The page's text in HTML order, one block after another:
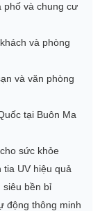
phố và chung cư
và phòng
và văn phòng
tại Buôn Ma
sức khỏe
tia UV hiệu quả
siêu bền bỉ
động thông minh